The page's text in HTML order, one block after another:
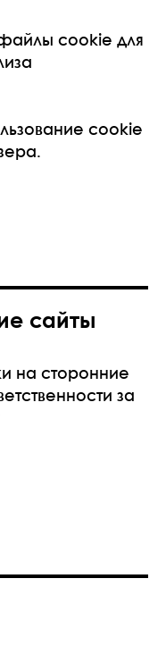
cookie для
cookie
сайты
на сторонние
за